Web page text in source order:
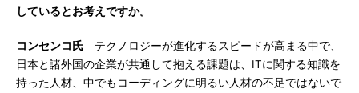
しているとお考えですか。
コンセンコ氏 テクノロジーが進化するスピードが高まる中で、
日本と諸外国の企業が共通して抱える課題は、ITに関する知識を
持った人材、中でもコーディングに明るい人材の不足ではないで